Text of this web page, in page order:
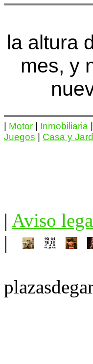
la altura
mes, y
Motor Inmobiliaria
Juegos
Casa y
| Aviso
|